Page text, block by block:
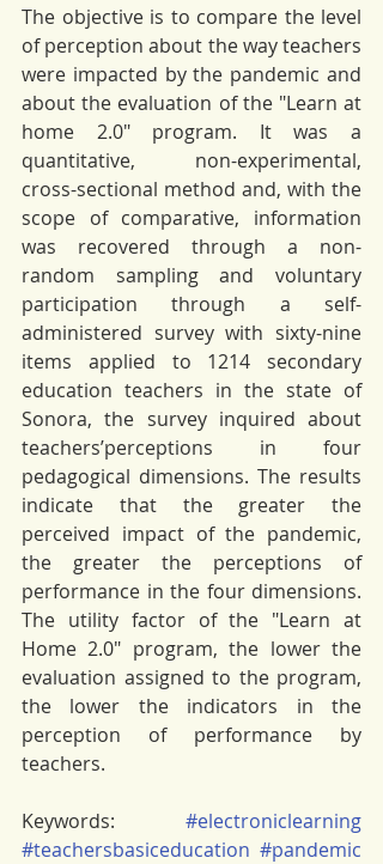
The objective is to compare the level
of perception about the way teachers
were impacted by the pandemic and
about the evaluation of the "Learn at
home 2.0" program. It was a
quantitative, non-experimental,
cross-sectional method and, with the
scope of comparative, information
was recovered through a non-
random sampling and voluntary
participation through a self-
administered survey with sixty-nine
items applied to 1214 secondary
education teachers in the state of
Sonora, the survey inquired about
teachers’perceptions in four
pedagogical dimensions. The results
indicate that the greater the
perceived impact of the pandemic,
the greater the perceptions of
performance in the four dimensions.
The utility factor of the "Learn at
Home 2.0" program, the lower the
evaluation assigned to the program,
the lower the indicators in the
perception of performance by
teachers.
Keywords: #electroniclearning
#teachersbasiceducation #pandemic